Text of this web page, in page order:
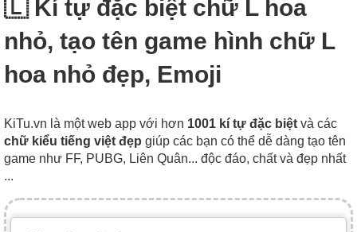
🇱‌ Kí tự đặc biệt chữ L hoa
nhỏ, tạo tên game hình chữ L
hoa nhỏ đẹp, Emoji
KiTu.vn là một web app với hơn 1001 kí tự đặc biệt và các
chữ kiểu tiếng việt đẹp giúp các bạn có thể dễ dàng tạo tên
game như FF, PUBG, Liên Quân... độc đáo, chất và đẹp nhất
...